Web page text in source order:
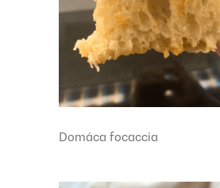
Domáca focaccia